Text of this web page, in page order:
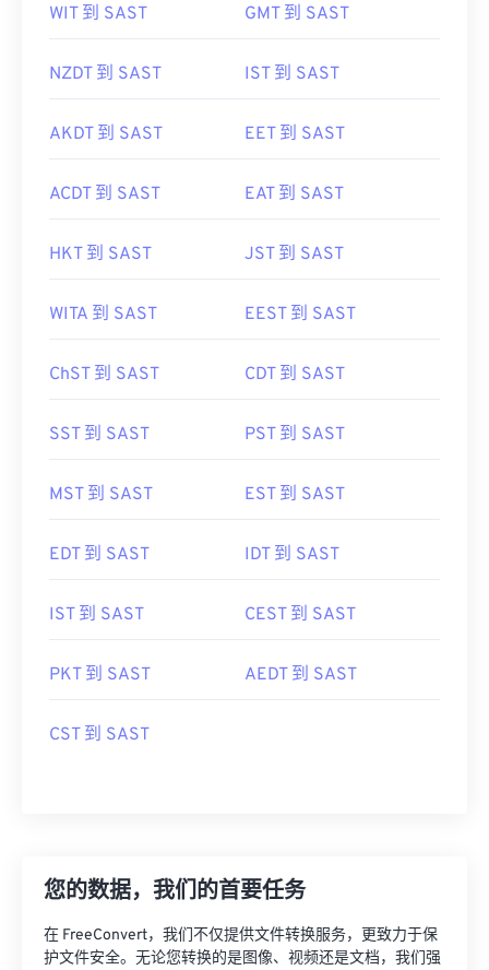
WIT 到 SAST GMT 到 SAST
NZDT 到 SAST IST 到 SAST
AKDT 到 SAST EET 到 SAST
ACDT 到 SAST EAT 到 SAST
HKT 到 SAST JST 到 SAST
WITA 到 SAST EEST 到 SAST
ChST 到 SAST CDT 到 SAST
SST 到 SAST PST 到 SAST
MST 到 SAST EST 到 SAST
EDT 到 SAST IDT 到 SAST
IST 到 SAST CEST 到 SAST
PKT 到 SAST AEDT 到 SAST
CST 到 SAST
您的数据，我们的首要任务
在 FreeConvert，我们不仅提供文件转换服务，更致力于保
护文件安全。无论您转换的是图像、视频还是文档，我们强